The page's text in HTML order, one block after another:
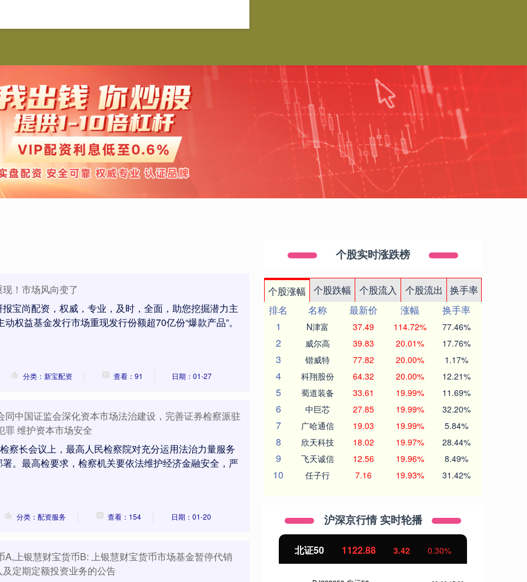
现！市场风向变了
宝尚配资，权威，专业，及时，全面，助您挖掘潜力主
权益基金发行市场重现发行份额超70亿份“爆款产品”。
分类：新宝配资 查看：91 日期：01-27
同中国证监会深化资本市场法治建设，完善证券检察派驻
罪 维护资本市场安全
察长会议上，最高人民检察院对充分运用法治力量服务
。最高检要求，检察机关要依法维护经济金融安全，严
分类：配资服务 查看：154 日期：01-20
A,上银慧财宝货币B: 上银慧财宝货币市场基金暂停代销
定期定额投资业务的公告
个股实时涨跌榜
个股涨幅 个股跌幅 个股流入 个股流出
换手率
排名
名称 最新价 涨幅
换手率
1
N津富 37.49 114.72% 77.46%
2 威尔高 39.83 20.01% 17.76%
3 锴威特 77.82 20.00% 1.17%
4 科翔股份 64.32 20.00% 12.21%
5 蜀道装备 33.61 19.99% 11.69%
6 中巨芯 27.85 19.99% 32.20%
7 广哈通信 19.03 19.99% 5.84%
8 欣天科技 18.02 19.97% 28.44%
9 飞天诚信 12.56 19.96% 8.49%
10 任子行 7.16 19.93% 31.42%
沪深京行情 实时轮播
沪深300 4651.31 -6.85 -0.15% 北证50 1122.88 3.42 0.30%